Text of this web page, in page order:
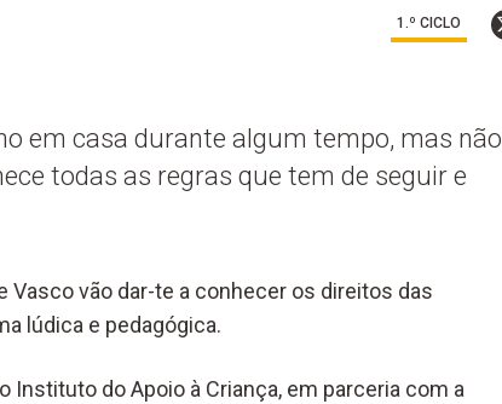
1.º CICLO
em casa durante algum tempo, mas não
todas as regras que tem de seguir e
Vasco vão dar-te a conhecer os direitos das
lúdica e pedagógica.
Instituto do Apoio à Criança, em parceria com a